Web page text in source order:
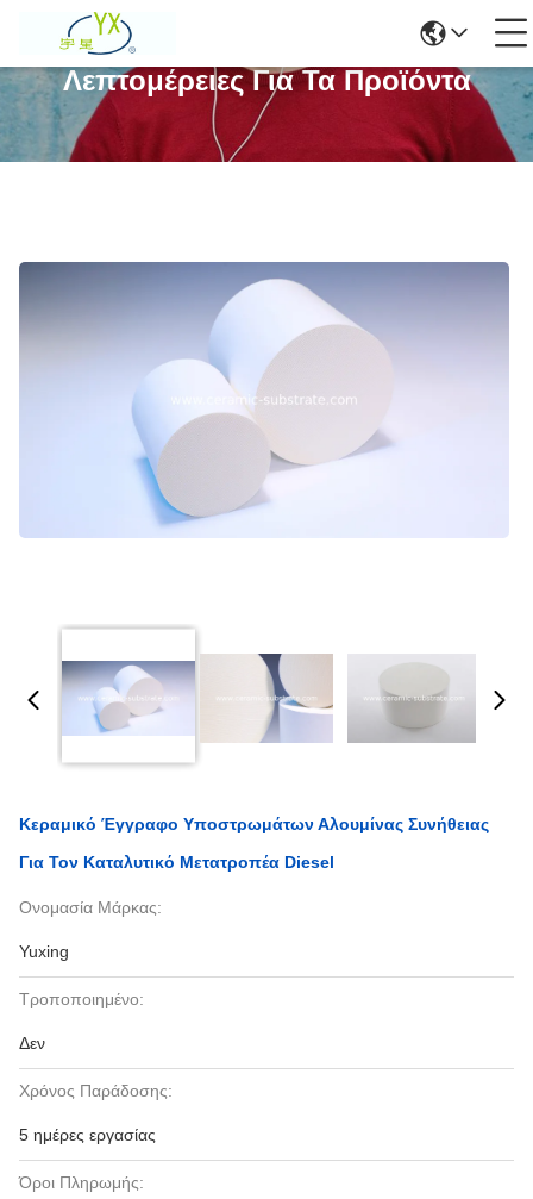
Λεπτομέρειες Για Τα Προϊόντα
Κεραμικό Έγγραφο Υποστρωμάτων Αλουμίνας Συνήθειας
Για Τον Καταλυτικό Μετατροπέα Diesel
Ονομασία Μάρκας:
Yuxing
Τροποποιημένο:
Δεν
Χρόνος Παράδοσης:
5 ημέρες εργασίας
Όροι Πληρωμής: